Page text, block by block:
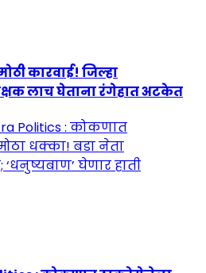
कारवाई! जिल्हा
लाच घेताना रंगेहात अटकेत